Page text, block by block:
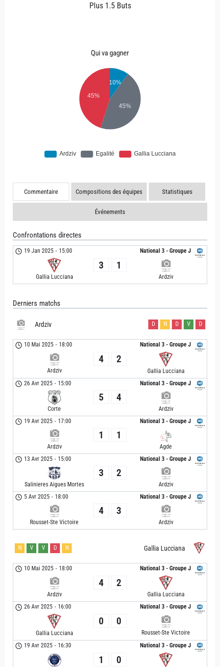
Plus 1.5 Buts
Qui va gagner
Commentaire Compositions des équipes Statistiques
Événements
Confrontations directes
National 3 - Groupe J
19 Jan 2025 - 15:00
Gallia Lucciana
3 1
Ardziv
Derniers matchs
Ardziv D N D V D
National 3 - Groupe J
10 Mai 2025 - 18:00
Ardziv
4 2
Gallia Lucciana
National 3 - Groupe J
26 Avr 2025 - 15:00
Corte
5 4
Ardziv
National 3 - Groupe J
19 Avr 2025 - 17:00
Ardziv
1 1
Agde
National 3 - Groupe J
13 Avr 2025 - 15:00
Salinieres Aigues Mortes
3 2
Ardziv
National 3 - Groupe J
5 Avr 2025 - 18:00
Rousset-Ste Victoire
4 3
Ardziv
Gallia Lucciana
N V V D N
National 3 - Groupe J
10 Mai 2025 - 18:00
Ardziv
4 2
Gallia Lucciana
National 3 - Groupe J
26 Avr 2025 - 16:00
Gallia Lucciana
0 0
Rousset-Ste Victoire
National 3 - Groupe J
19 Avr 2025 - 16:30
1 0